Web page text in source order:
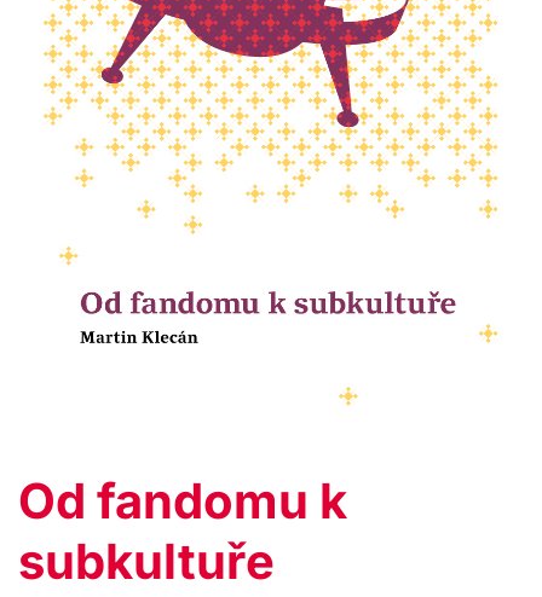
Od fandomu k
subkultuře